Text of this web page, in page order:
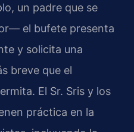
un padre que se
el bufete presenta
y solicita una
breve que el
El Sr. Sris y los
práctica en la